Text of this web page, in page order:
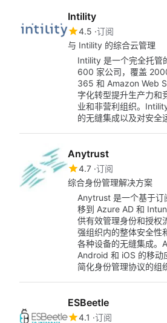
Intility
4.5 订阅
与 Intility 的综合云管理
Intility 是一个完全托管
600 家公司，覆盖
365 和 Amazon Web
字化转型提升生产力和
业和非营利组织。
的无缝集成以及对安全
Anytrust
4.7 订阅
综合身份管理解决方案
Anytrust 是一个基于订
移到 Azure AD 和
供有效管理身份和授权
强组织内的整体安全性
各种设备的无缝集成。
Android 和 iOS 的移动
简化身份管理协议的组
ESBeetle
4.1 订阅